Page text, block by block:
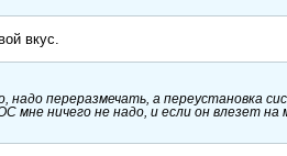
вкус.
надо переразмечать, а переустановка
мне ничего не надо, и если он влезет на